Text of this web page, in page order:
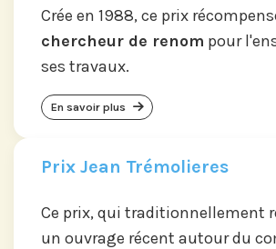
Crée en 1988, ce prix
chercheur de renom pour
ses travaux.
En savoir plus
Prix Jean Trémolieres
Ce prix, qui traditionnellement
un ouvrage récent autour du